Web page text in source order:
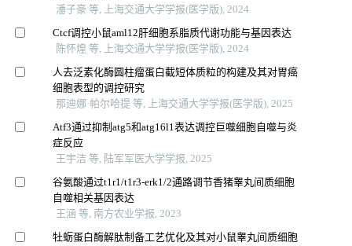
潘子豪 等, 上海交通大学学报(医学版), 2024
Ctcf调控小鼠aml12肝细胞系脂质代谢功能与基因表达
陈怀煌 等, 上海交通大学学报(医学版), 2024
人去泛素化酶圆柱瘤蛋白截短体质粒的构建及其对胃癌
细胞表型的调控研究
那迪娜·帕尔哈提 等, 上海交通大学学报(医学版), 2025
Atf3通过抑制atg5和atg16l1表达调控巨噬细胞自噬与炎
症反应
王宇洁 等, 陆军军医大学学报, 2025
谷氨酸通过t1r1/t1r3-erk1/2通路调节香猪睾丸间质细胞
自噬相关基因表达
王涵 等, 南方农业学报, 2023
牡蛎蛋白酶解肽制备工艺优化及其对小鼠睾丸间质细胞